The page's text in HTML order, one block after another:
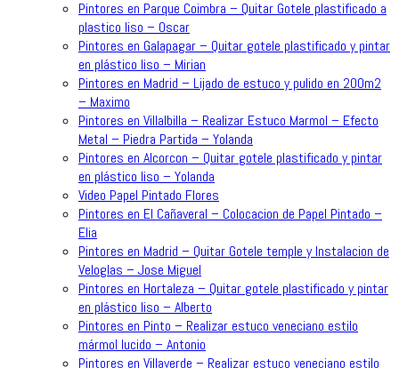
Pintores en Parque Coimbra – Quitar Gotele plastificado a
plastico liso – Oscar
Pintores en Galapagar – Quitar gotele plastificado y pintar
en plástico liso – Mirian
Pintores en Madrid – Lijado de estuco y pulido en 200m2
– Maximo
Pintores en Villalbilla – Realizar Estuco Marmol – Efecto
Metal – Piedra Partida – Yolanda
Pintores en Alcorcon – Quitar gotele plastificado y pintar
en plástico liso – Yolanda
Video Papel Pintado Flores
Pintores en El Cañaveral – Colocacion de Papel Pintado –
Elia
Pintores en Madrid – Quitar Gotele temple y Instalacion de
Veloglas – Jose Miguel
Pintores en Hortaleza – Quitar gotele plastificado y pintar
en plástico liso – Alberto
Pintores en Pinto – Realizar estuco veneciano estilo
mármol lucido – Antonio
Pintores en Villaverde – Realizar estuco veneciano estilo